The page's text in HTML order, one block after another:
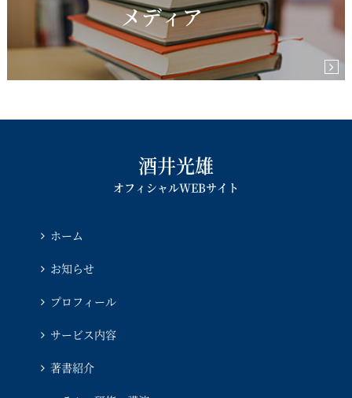
メディア
酒井光雄
オフィシャルWEBサイト
ホーム
お知らせ
プロフィール
サービス内容
著書紹介